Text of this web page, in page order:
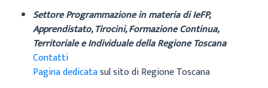
Settore Programmazione in materia di IeFP,
Apprendistato, Tirocini, Formazione Continua,
Territoriale e Individuale della Regione Toscana
Contatti
Pagina dedicatasul sito di Regione Toscana